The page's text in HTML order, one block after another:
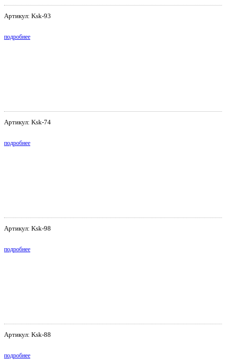
Артикул: Ksk-93
подробнее
Артикул: Ksk-74
подробнее
Артикул: Ksk-98
подробнее
Артикул: Ksk-88
подробнее